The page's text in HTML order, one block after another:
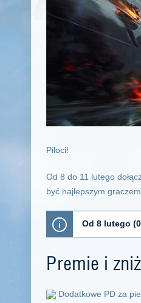
Piloci!
Od 8 do 11 lutego
być najlepszym
Od 8 lutego
Premie i
Dodatkowe PD za